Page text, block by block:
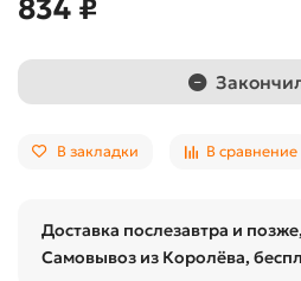
834 ₽
В закладки В сравнение
Доставка послезавтра и
Самовывоз из Королёва,